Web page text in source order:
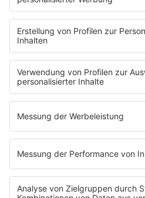
NotAufnahme
"Bewerbung und Karriere"
Aber bitte mit Schlager
Erdbeerkäse
Fitness mit M.A.R.K
Glück in Worten
Todesursache
Niemand muss ein Promi sein
PROGRAMM
Mit den Waffeln einer Frau
SERVICE